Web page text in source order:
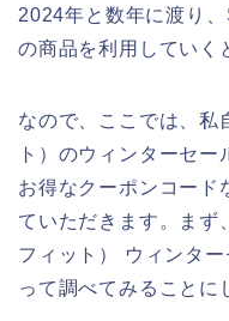
2024年と数年に渡り
の商品を利用していく
なので、ここでは、私
ト）のウィンターセー
お得なクーポンコード
ていただきます。まず
フィット） ウィンタ
って調べてみることに